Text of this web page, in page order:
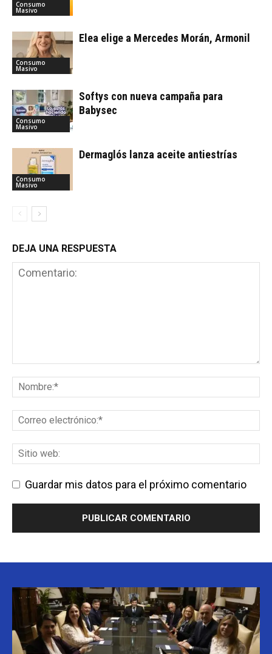
Consumo
Masivo
Consumo
Masivo
Elea elige a Mercedes Morán, Armonil
Consumo
Masivo
Softys con nueva campaña para
Babysec
Consumo
Masivo
Dermaglós lanza aceite antiestrías
DEJA UNA RESPUESTA
Guardar mis datos para el próximo comentario